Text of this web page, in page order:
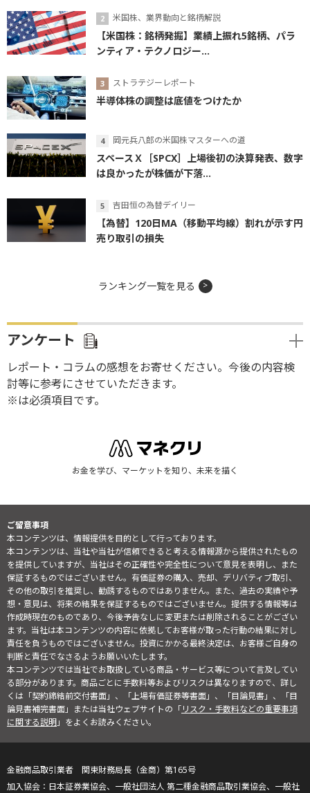
米国株、業界動向と銘柄解説
【米国株：銘柄発掘】業績上振れ5銘柄、パラ
ンティア・テクノロジー...
ストラテジーレポート
半導体株の調整は底値をつけたか
岡元兵八郎の米国株マスターへの道
スペースＸ［SPCX］上場後初の決算発表、数字
は良かったが株価が下落...
吉田恒の為替デイリー
【為替】120日MA（移動平均線）割れが示す円
売り取引の損失
ランキング一覧を見る
アンケート
レポート・コラムの感想をお寄せください。今後の内容検
討等に参考にさせていただきます。
※は必須項目です。
お金を学び、マーケットを知り、未来を描く
ご留意事項
本コンテンツは、情報提供を目的として行っております。
本コンテンツは、当社や当社が信頼できると考える情報源から提供されたもの
を提供していますが、当社はその正確性や完全性について意見を表明し、また
保証するものではございません。有価証券の購入、売却、デリバティブ取引、
その他の取引を推奨し、勧誘するものではありません。また、過去の実績や予
想・意見は、将来の結果を保証するものではございません。提供する情報等は
作成時現在のものであり、今後予告なしに変更または削除されることがござい
ます。当社は本コンテンツの内容に依拠してお客様が取った行動の結果に対し
責任を負うものではございません。投資にかかる最終決定は、お客様ご自身の
判断と責任でなさるようお願いいたします。
本コンテンツでは当社でお取扱している商品・サービス等について言及してい
る部分があります。商品ごとに手数料等およびリスクは異なりますので、詳し
くは「契約締結前交付書面」、「上場有価証券等書面」、「目論見書」、「目
論見書補完書面」または当社ウェブサイトの「リスク・手数料などの重要事項
に関する説明」をよくお読みください。
金融商品取引業者 関東財務局長（金商）第165号
日本証券業協会、一般社団法人 第二種金融商品取引業協会、一般社